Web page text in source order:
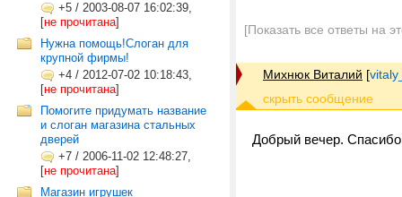
+5 / 2003-08-07 16:02:39,
[не прочитана]
Нужна помощь!Слоган для
крупной фирмы!
+4 / 2012-07-02 10:18:43,
[не прочитана]
Помогите придумать название
и слоган магазина стальных
дверей
+7 / 2006-11-02 12:48:27,
[не прочитана]
Магазин игрушек
[Показать все ответы на
Михнюк Виталий [
Добрый вечер.